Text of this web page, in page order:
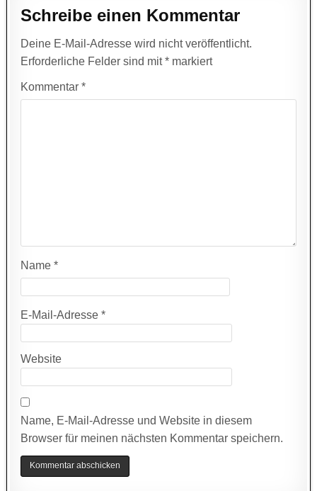
Schreibe einen Kommentar
Deine E-Mail-Adresse wird nicht veröffentlicht.
Erforderliche Felder sind mit* markiert
Kommentar*
Name*
E-Mail-Adresse*
Website
Name, E-Mail-Adresse und Website in diesem
Browser für meinen nächsten Kommentar speichern.